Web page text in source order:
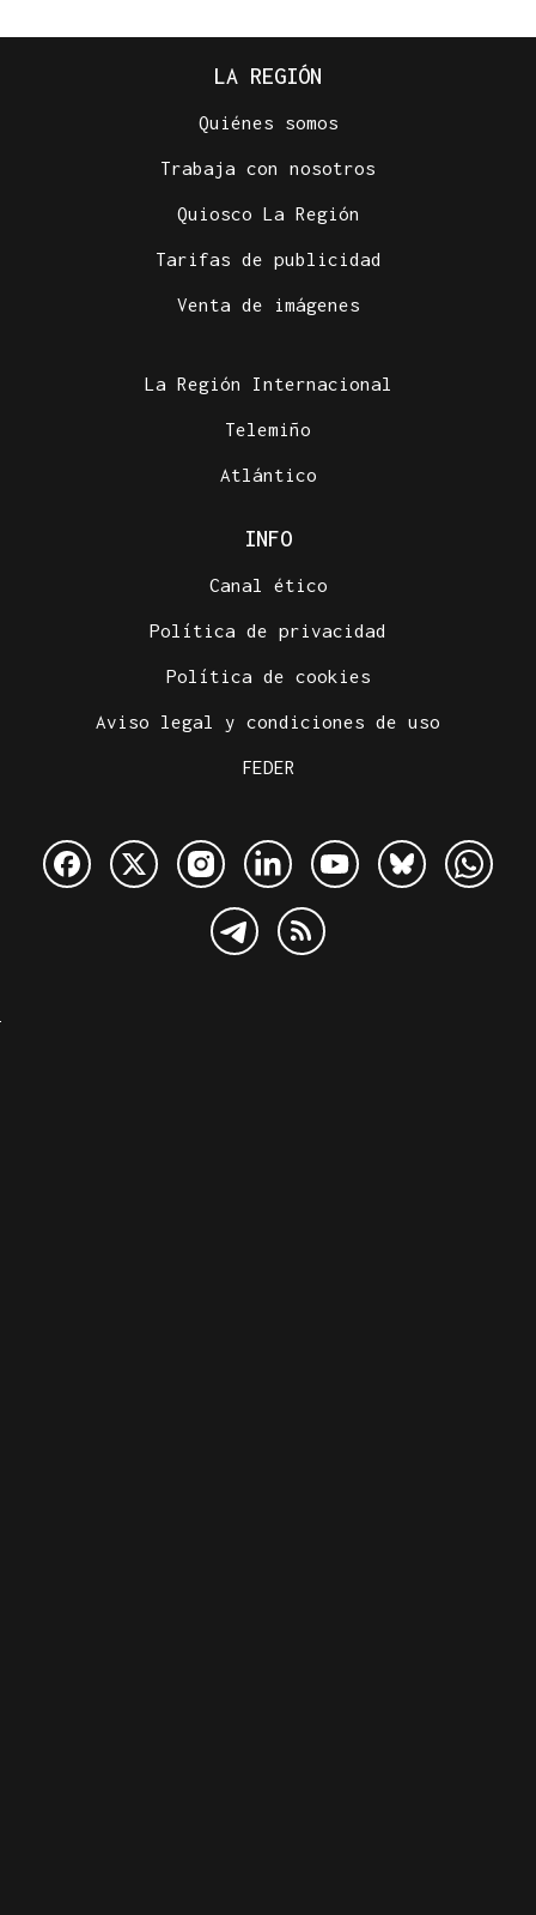
LA REGIÓN
Quiénes somos
Trabaja con nosotros
Quiosco La Región
Tarifas de publicidad
Venta de imágenes
La Región Internacional
Telemiño
Atlántico
INFO
Canal ético
Política de privacidad
Política de cookies
Aviso legal y condiciones de uso
FEDER